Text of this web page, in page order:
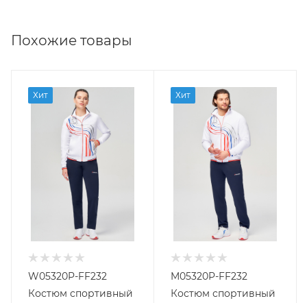
Похожие товары
Хит
W05320P-FF232
Костюм спортивный
Хит
M05320P-FF232
Костюм спортивный